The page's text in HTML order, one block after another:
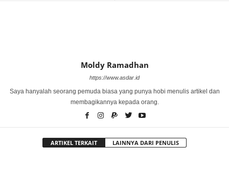
Moldy Ramadhan
https://www.asdar.id
Saya hanyalah seorang pemuda biasa yang punya hobi menulis artikel dan
membagikannya kepada orang.
ARTIKEL TERKAIT LAINNYA DARI PENULIS